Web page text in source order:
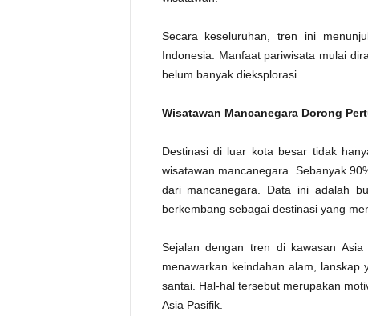
Secara keseluruhan, tren ini
Indonesia. Manfaat pariwisata mulai
belum banyak dieksplorasi.
Wisatawan Mancanegara Dorong
Destinasi di luar kota besar tidak
wisatawan mancanegara. Sebanyak
dari mancanegara. Data ini adalah
berkembang sebagai destinasi yang
Sejalan dengan tren di kawasan
menawarkan keindahan alam,
santai. Hal-hal tersebut merupakan
Asia Pasifik.